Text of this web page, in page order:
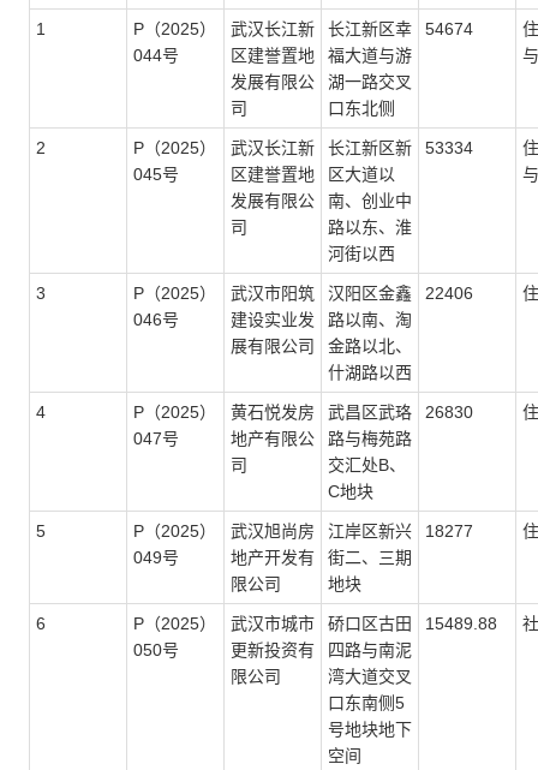
1
P（2025）
044号
武汉长江新
区建誉置地
发展有限公
司
长江新区幸
福大道与游
湖一路交叉
口东北侧
54674
2
P（2025）
045号
武汉长江新
区建誉置地
发展有限公
司
长江新区新
区大道以
南、创业中
路以东、淮
河街以西
53334
3
P（2025）
046号
武汉市阳筑
建设实业发
展有限公司
汉阳区金鑫
路以南、淘
金路以北、
什湖路以西
22406
4
P（2025）
047号
黄石悦发房
地产有限公
司
武昌区武珞
路与梅苑路
交汇处B、
C地块
26830
5
P（2025）
049号
武汉旭尚房
地产开发有
限公司
江岸区新兴
街二、三期
地块
18277
6
P（2025）
050号
武汉市城市
更新投资有
限公司
硚口区古田
四路与南泥
湾大道交叉
口东南侧5
号地块地下
空间
15489.88